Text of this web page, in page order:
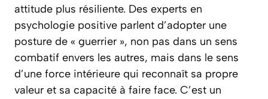
attitude plus résiliente. Des experts en
psychologie positive parlent d’adopter une
posture de « guerrier », non pas dans un sens
combatif envers les autres, mais dans le sens
d’une force intérieure qui reconnaît sa propre
valeur et sa capacité à faire face. C’est un